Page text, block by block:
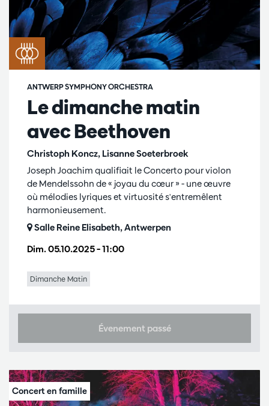
Le dimanche matin
avec Beethoven
Christoph Koncz, Lisanne Soeterbroek
ANTWERP SYMPHONY ORCHESTRA
Dim. 05.10.2025– 11:00
Joseph Joachim qualifiait le Concerto pour violon
de Mendelssohn de « joyau du cœur » - une œuvre
où mélodies lyriques et virtuosité s'entremêlent
harmonieusement.
Salle Reine Elisabeth, Antwerpen
Dimanche Matin
Évenement passé